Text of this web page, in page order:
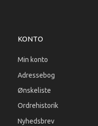
KONTO
Min konto
Adressebog
Ønskeliste
Ordrehistorik
Nyhedsbrev